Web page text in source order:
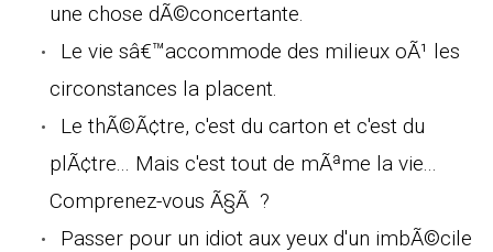
une chose dÃ©concertante.
Le vie sâ€™accommode des milieux oÃ¹ les
circonstances la placent.
Le thÃ©Ã¢tre, c'est du carton et c'est du
plÃ¢tre... Mais c'est tout de mÃªme la vie...
Comprenez-vous Ã§Ã ?
Passer pour un idiot aux yeux d'un imbÃ©cile